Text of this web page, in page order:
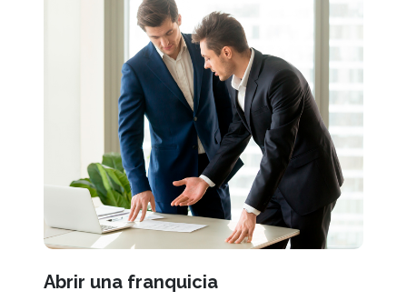
Abrir una franquicia